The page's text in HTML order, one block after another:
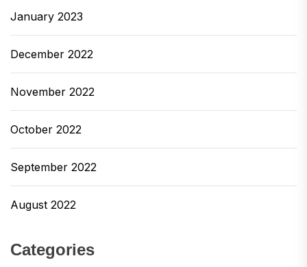
January 2023
December 2022
November 2022
October 2022
September 2022
August 2022
Categories